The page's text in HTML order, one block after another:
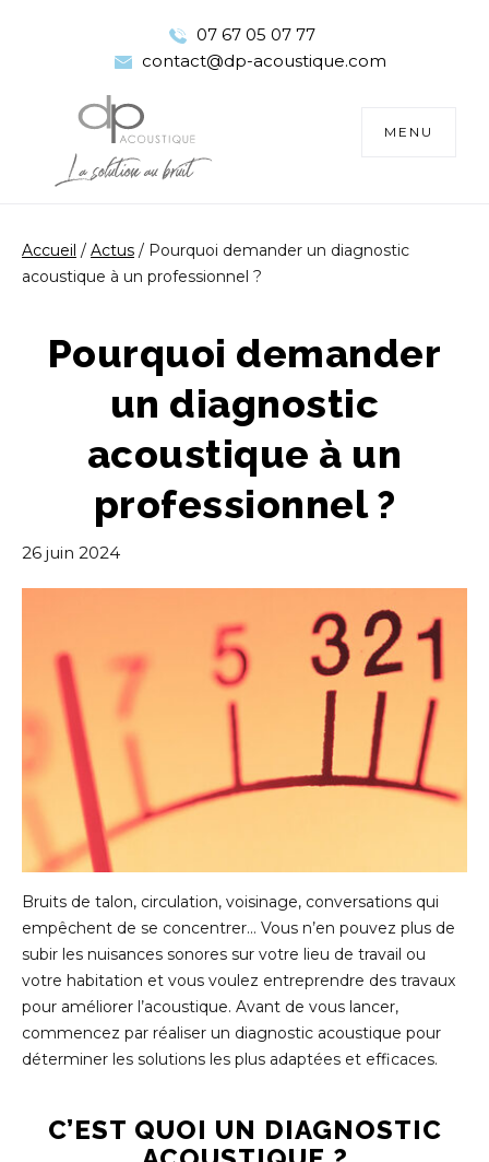
07 67 05 07 77
contact@dp-acoustique.com
TOGGLE
MENU
Accueil / Actus / Pourquoi demander un diagnostic
acoustique à un professionnel ?
Pourquoi demander
un diagnostic
acoustique à un
professionnel ?
26 juin 2024
Bruits de talon, circulation, voisinage, conversations qui
empêchent de se concentrer… Vous n’en pouvez plus de
subir les nuisances sonores sur votre lieu de travail ou
votre habitation et vous voulez entreprendre des travaux
pour améliorer l’acoustique. Avant de vous lancer,
commencez par réaliser un diagnostic acoustique pour
déterminer les solutions les plus adaptées et efficaces.
C’EST QUOI UN DIAGNOSTIC